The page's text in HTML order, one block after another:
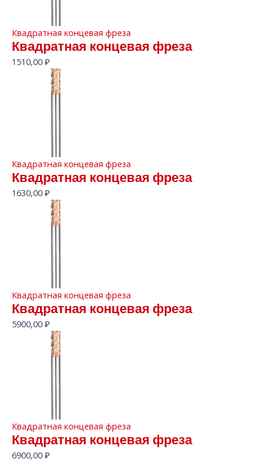
Квадратная концевая фреза
Квадратная концевая фреза
1510,00 ₽
Квадратная концевая фреза
Квадратная концевая фреза
1630,00 ₽
Квадратная концевая фреза
Квадратная концевая фреза
5900,00 ₽
Квадратная концевая фреза
Квадратная концевая фреза
6900,00 ₽